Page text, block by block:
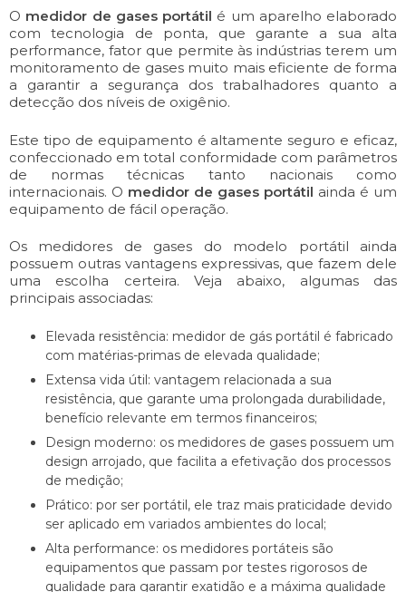
O medidor de gases portátil é um aparelho elaborado
com tecnologia de ponta, que garante a sua alta
performance, fator que permite às indústrias terem um
monitoramento de gases muito mais eficiente de forma
a garantir a segurança dos trabalhadores quanto a
detecção dos níveis de oxigênio.
Este tipo de equipamento é altamente seguro e eficaz,
confeccionado em total conformidade com parâmetros
de normas técnicas tanto nacionais como
internacionais. O medidor de gases portátil ainda é um
equipamento de fácil operação.
Os medidores de gases do modelo portátil ainda
possuem outras vantagens expressivas, que fazem dele
uma escolha certeira. Veja abaixo, algumas das
principais associadas:
Elevada resistência: medidor de gás portátil é fabricado
com matérias-primas de elevada qualidade;
Extensa vida útil: vantagem relacionada a sua
resistência, que garante uma prolongada durabilidade,
benefício relevante em termos financeiros;
Design moderno: os medidores de gases possuem um
design arrojado, que facilita a efetivação dos processos
de medição;
Prático: por ser portátil, ele traz mais praticidade devido
ser aplicado em variados ambientes do local;
Alta performance: os medidores portáteis são
equipamentos que passam por testes rigorosos de
qualidade para garantir exatidão e a máxima qualidade